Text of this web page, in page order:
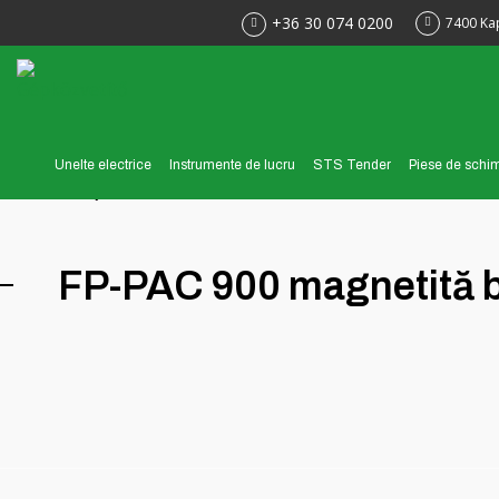
+36 30 074 0200 7400
Unelte electrice Instrumente de lucru STS Tender Piese de
FP-PAC 900